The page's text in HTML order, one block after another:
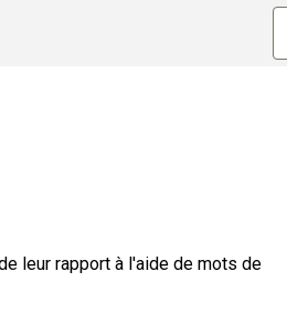
leur rapport à l'aide de mots de